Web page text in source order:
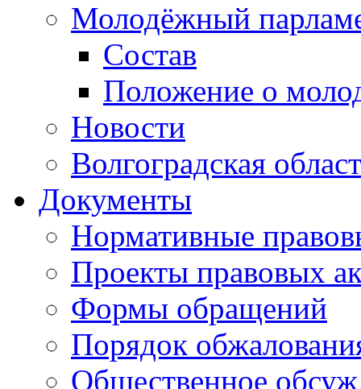
Молодёжный
Состав
Положение о
Новости
Волгоградская
Документы
Нормативные
Проекты правовых
Формы обращений
Порядок
Общественное